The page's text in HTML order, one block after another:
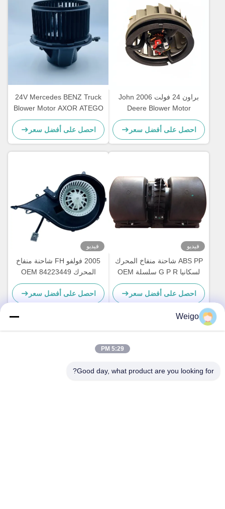
براون 24 فولت 2006 John
Deere Blower Motor
AL58527 62412082 ضمان
عام واحد
احصل على أفضل سعر
24V Mercedes BENZ Truck
Blower Motor AXOR ATEGO
OEM A0038300108
احصل على أفضل سعر
فيديو
ABS PP شاحنة منفاخ المحرك
لسكانيا G P R سلسلة OEM
1854876 2195206 1854877
DDSC003TT
احصل على أفضل سعر
فيديو
2005 فولفو FH شاحنة منفاخ
المحرك OEM 84223449
82349000 7482349000
احصل على أفضل سعر
عنوان
Weigo
5:29 PM
Good day, what product are you looking for?